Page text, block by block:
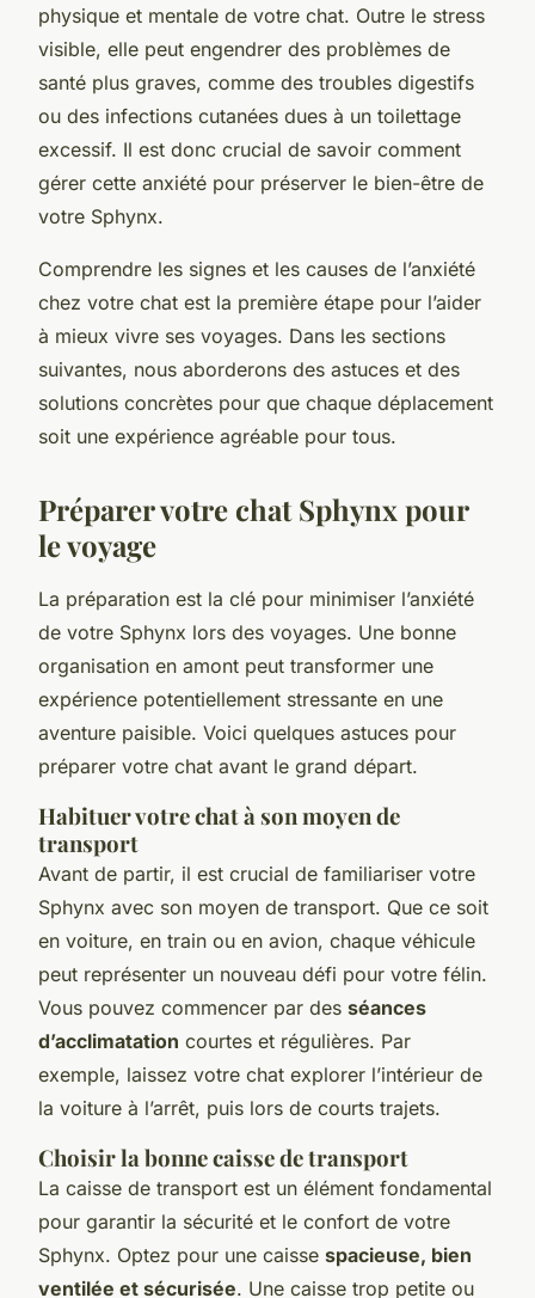
physique et mentale de votre chat. Outre le stress
visible, elle peut engendrer des problèmes de
santé plus graves, comme des troubles digestifs
ou des infections cutanées dues à un toilettage
excessif. Il est donc crucial de savoir comment
gérer cette anxiété pour préserver le bien-être de
votre Sphynx.
Comprendre les signes et les causes de l’anxiété
chez votre chat est la première étape pour l’aider
à mieux vivre ses voyages. Dans les sections
suivantes, nous aborderons des astuces et des
solutions concrètes pour que chaque déplacement
soit une expérience agréable pour tous.
Préparer votre chat Sphynx pour
le voyage
La préparation est la clé pour minimiser l’anxiété
de votre Sphynx lors des voyages. Une bonne
organisation en amont peut transformer une
expérience potentiellement stressante en une
aventure paisible. Voici quelques astuces pour
préparer votre chat avant le grand départ.
Habituer votre chat à son moyen de
transport
Avant de partir, il est crucial de familiariser votre
Sphynx avec son moyen de transport. Que ce soit
en voiture, en train ou en avion, chaque véhicule
peut représenter un nouveau défi pour votre félin.
Vous pouvez commencer par des séances
d’acclimatation courtes et régulières. Par
exemple, laissez votre chat explorer l’intérieur de
la voiture à l’arrêt, puis lors de courts trajets.
Choisir la bonne caisse de transport
La caisse de transport est un élément fondamental
pour garantir la sécurité et le confort de votre
Sphynx. Optez pour une caisse spacieuse, bien
ventilée et sécurisée. Une caisse trop petite ou